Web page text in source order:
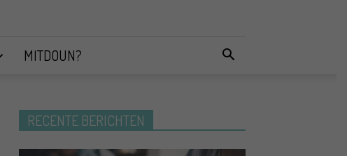
MITDOUN?
RECENTE BERICHTEN